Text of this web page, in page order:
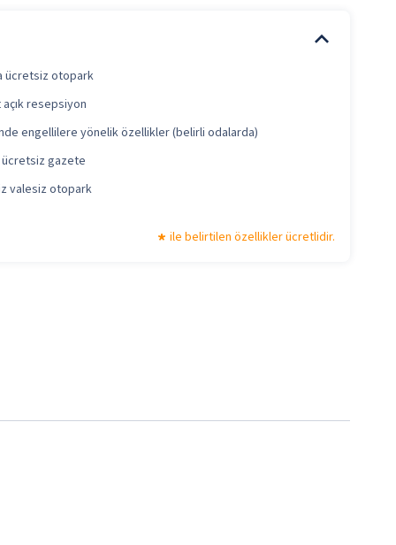
ücretsiz otopark
açık resepsiyon
engellilere yönelik özellikler (belirli odalarda)
gazete
valesiz otopark
ile belirtilen özellikler ücretlidir.